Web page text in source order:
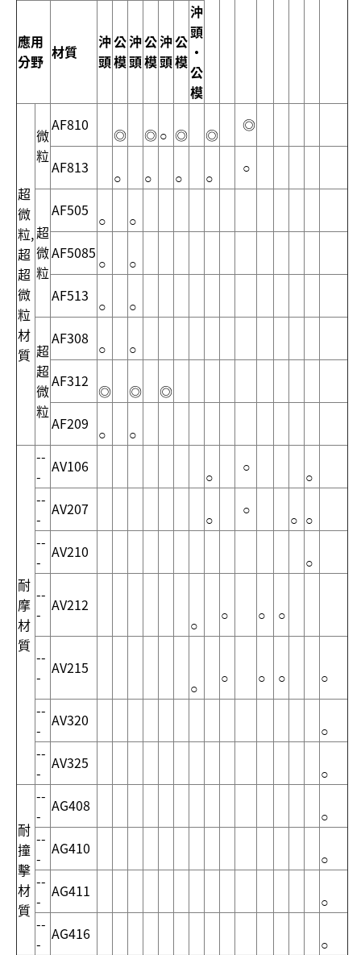
應用
分野 材質
沖
頭
公
模
沖
頭
公
模
沖
頭
公
模
沖
頭
・
公
模
超
微
粒,
超
超
微
粒
材
質
微
粒
AF810
◎ ◎○ ◎ ◎
◎
AF813
○ ○ ○ ○
○
超
微
粒
AF505
○
○
AF5085
○
○
AF513
○ ○
超
超
微
粒
AF308
○
○
AF312
◎ ◎
◎
AF209
○ ○
耐
摩
材
質
--
-
AV106
○
○
○
--
-
AV207
○
○
○ ○
--
-
AV210
○
--
- AV212
○
○ ○ ○
--
- AV215
○
○ ○ ○
○
--
-
AV320
○
--
-
AV325
○
耐
撞
擊
材
質
--
-
AG408
○
--
-
AG410
○
--
-
AG411
○
--
-
AG416
○